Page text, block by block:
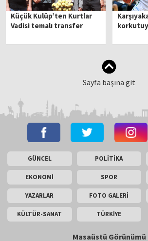
Küçük Kulüp’ten Kurtlar
Vadisi temalı transfer
Sayfa başına git
GÜNCEL POLİTİKA
EKONOMİ SPOR
YAZARLAR FOTO GALERİ
KÜLTÜR-SANAT TÜRKİYE
Masaüstü Görünümü